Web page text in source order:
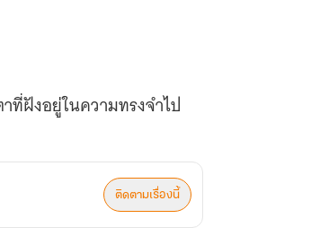
ที่ฝังอยู่ในความทรงจำไป
ติดตามเรื่องนี้